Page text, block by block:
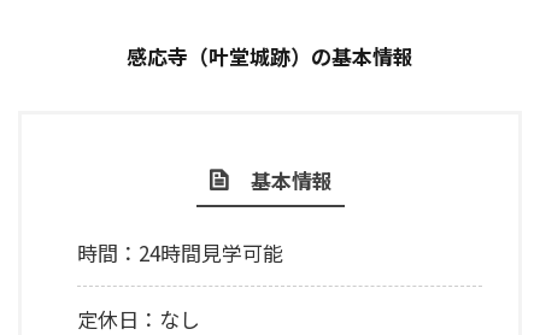
感応寺（叶堂城跡）の基本情報
基本情報
時間：24時間見学可能
定休日：なし